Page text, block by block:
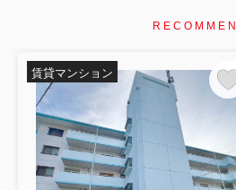
賃貸マンション